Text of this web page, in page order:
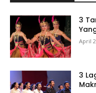
3
April
3